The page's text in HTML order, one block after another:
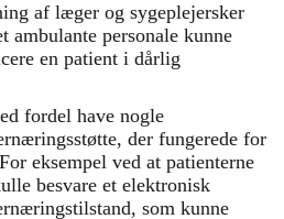
af læger og sygeplejersker
personale kunne
en patient i dårlig
fordel have nogle
der fungerede for
eksempel ved at patienterne
besvare et elektronisk
som kunne